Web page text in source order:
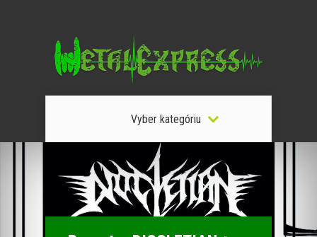
Vyber kategóriu